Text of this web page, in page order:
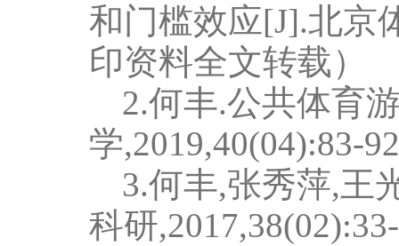
和门槛效应[J].北京
印资料全文转载）
2.何丰.公共体育
学,2019,40(04):83-
3.何丰,张秀萍,王
科研